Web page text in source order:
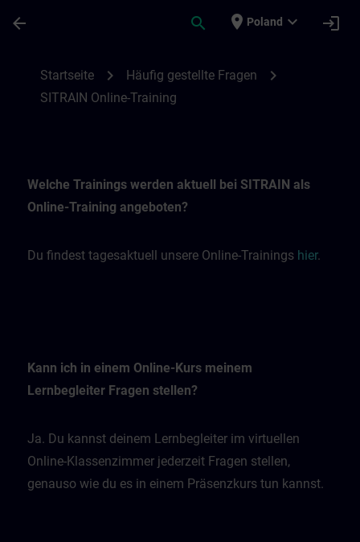
arrow_back search place Poland expand_more login
Startseite chevron_right Häufig gestellte Fragen chevron_right
SITRAIN Online-Training
Welche Trainings werden aktuell bei SITRAIN als
Online-Training angeboten?
Du findest tagesaktuell unsere Online-Trainings hier.
Kann ich in einem Online-Kurs meinem
Lernbegleiter Fragen stellen?
Ja. Du kannst deinem Lernbegleiter im virtuellen
Online-Klassenzimmer jederzeit Fragen stellen,
genauso wie du es in einem Präsenzkurs tun kannst.